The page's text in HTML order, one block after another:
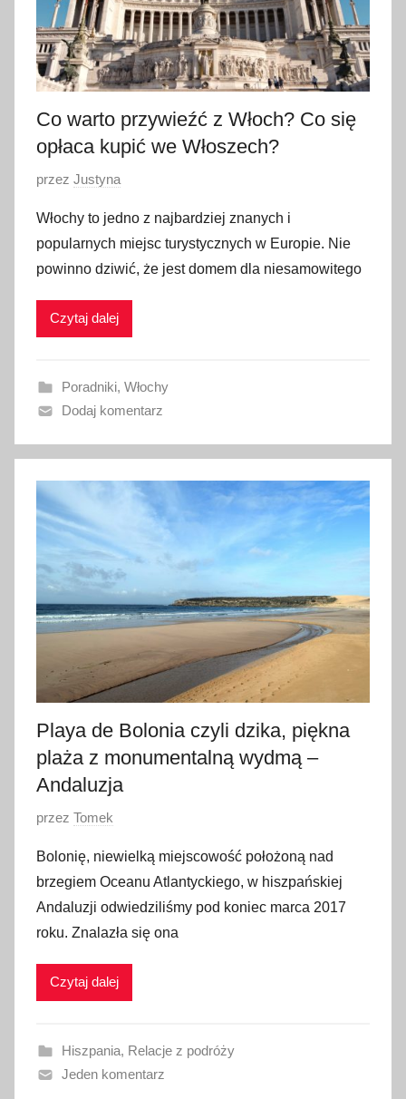
Co warto przywieźć z Włoch? Co się
opłaca kupić we Włoszech?
O
u
b
l
i
a
n
2
6
l
o
p
2
2
1
przez Justyna
Włochy to jedno z najbardziej znanych i
popularnych miejsc turystycznych w Europie. Nie
powinno dziwić, że jest domem dla niesamowitego
Czytaj dalej
Poradniki, Włochy
Dodaj komentarz
Playa de Bolonia czyli dzika, piękna
plaża z monumentalną wydmą –
Andaluzja
O
u
b
l
i
w
n
o
przez Tomek
Bolonię, niewielką miejscowość położoną nad
brzegiem Oceanu Atlantyckiego, w hiszpańskiej
Andaluzji odwiedziliśmy pod koniec marca 2017
roku. Znalazła się ona
Czytaj dalej
Hiszpania, Relacje z podróży
Jeden komentarz